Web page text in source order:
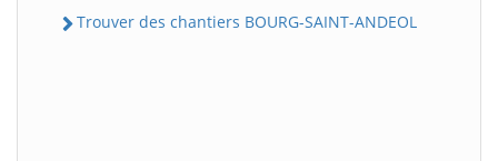
Trouver des chantiers BOURG-SAINT-ANDEOL